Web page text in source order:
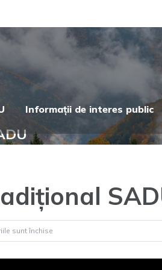
Informații de interes public
sunt închise
[Video]
Concert